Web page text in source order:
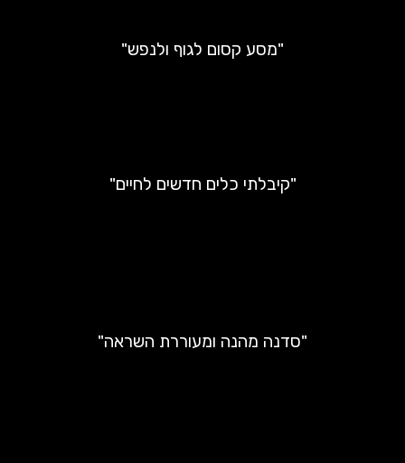
"מסע קסום לגוף ולנפש"
"קיבלתי כלים חדשים לחיים"
"סדנה מהנה ומעוררת השראה"